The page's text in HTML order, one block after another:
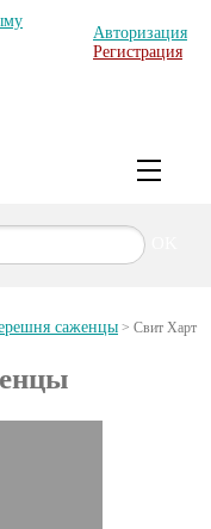
Авторизация
Регистрация
саженцы > Свит Харт